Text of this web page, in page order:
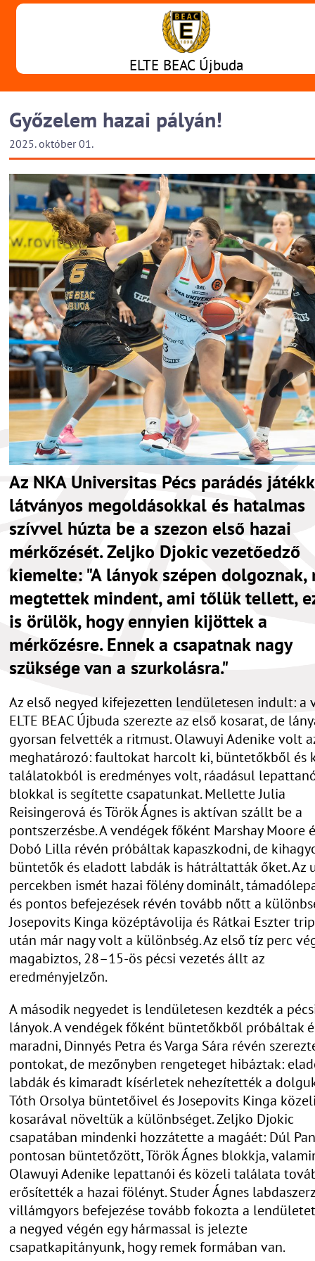
ELTE BEAC Újbuda
Győzelem hazai pályán!
2025. október 01.
Az NKA Universitas Pécs parádés
látványos megoldásokkal és hatalmas
szívvel húzta be a szezon első hazai
mérkőzését. Zeljko Djokic vezetőedző
kiemelte: "A lányok szépen dolgoznak,
megtettek mindent, ami tőlük tellett,
is örülök, hogy ennyien kijöttek a
mérkőzésre. Ennek a csapatnak nagy
szüksége van a szurkolásra."
Az első negyed kifejezetten lendületesen indult: a
ELTE BEAC Újbuda szerezte az első kosarat, de
gyorsan felvették a ritmust. Olawuyi Adenike volt
meghatározó: faultokat harcolt ki, büntetőkből és
találatokból is eredményes volt, ráadásul
blokkal is segítette csapatunkat. Mellette Julia
Reisingerová és Török Ágnes is aktívan szállt be a
pontszerzésbe. A vendégek főként Marshay Moore
Dobó Lilla révén próbáltak kapaszkodni, de
büntetők és eladott labdák is hátráltatták őket. Az
percekben ismét hazai fölény dominált,
és pontos befejezések révén tovább nőtt a
Josepovits Kinga középtávolija és Rátkai Eszter
után már nagy volt a különbség. Az első tíz perc
magabiztos, 28–15-ös pécsi vezetés állt az
eredményjelzőn.
A második negyedet is lendületesen kezdték a
lányok. A vendégek főként büntetőkből próbáltak
maradni, Dinnyés Petra és Varga Sára révén
pontokat, de mezőnyben rengeteget hibáztak:
labdák és kimaradt kísérletek nehezítették a
Tóth Orsolya büntetőivel és Josepovits Kinga
kosarával növeltük a különbséget. Zeljko Djokic
csapatában mindenki hozzátette a magáét: Dúl
pontosan büntetőzött, Török Ágnes blokkja,
Olawuyi Adenike lepattanói és közeli találata
erősítették a hazai fölényt. Studer Ágnes
villámgyors befejezése tovább fokozta a
a negyed végén egy hármassal is jelezte
csapatkapitányunk, hogy remek formában van.